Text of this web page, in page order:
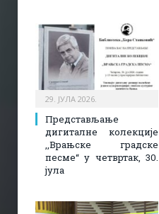
29. ЈУЛА 2026.
Представљање
дигиталне колекције
,,Врањске градске
песме“ у четвртак, 30.
јула